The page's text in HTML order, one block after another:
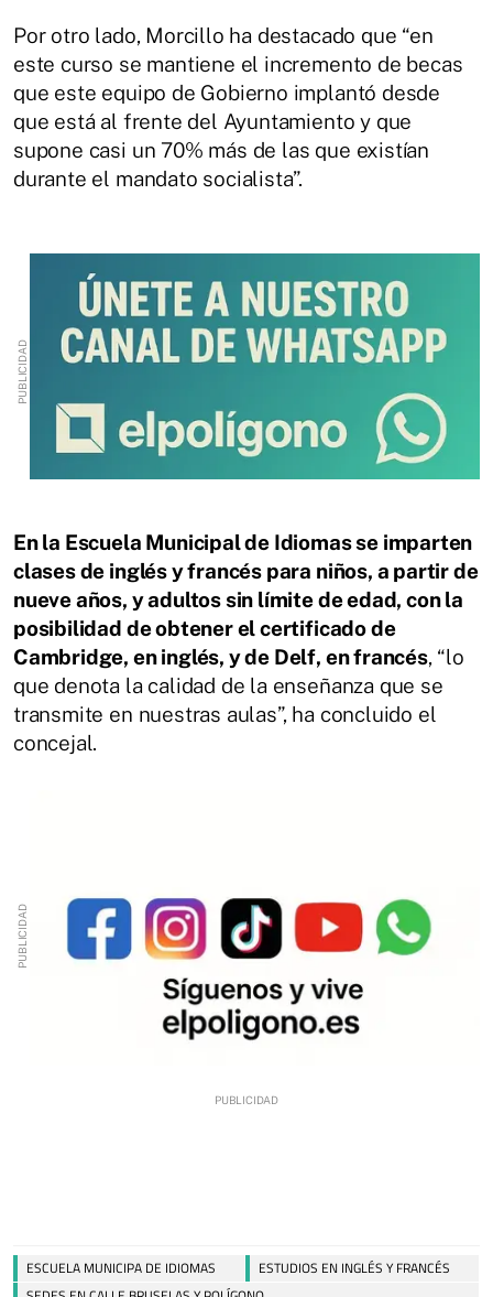
Por otro lado, Morcillo ha destacado que “en
este curso se mantiene el incremento de becas
que este equipo de Gobierno implantó desde
que está al frente del Ayuntamiento y que
supone casi un 70% más de las que existían
durante el mandato socialista”.
En la Escuela Municipal de Idiomas se imparten
clases de inglés y francés para niños, a partir de
nueve años, y adultos sin límite de edad, con la
posibilidad de obtener el certificado de
Cambridge, en inglés, y de Delf, en francés, “lo
que denota la calidad de la enseñanza que se
transmite en nuestras aulas”, ha concluido el
concejal.
ESCUELA MUNICIPA DE IDIOMAS
ESTUDIOS EN INGLÉS Y FRANCÉS